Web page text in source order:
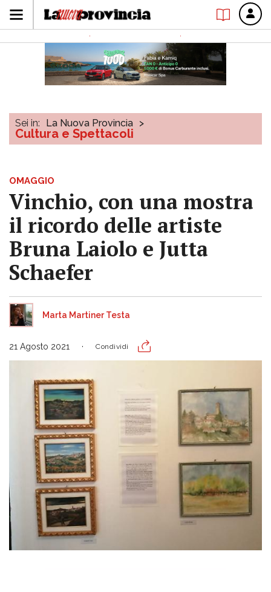
Sei in: La Nuova Provincia >
Cultura e Spettacoli
OMAGGIO
Vinchio, con una mostra
il ricordo delle artiste
Bruna Laiolo e Jutta
Schaefer
Marta Martiner Testa
21 Agosto 2021 Condividi